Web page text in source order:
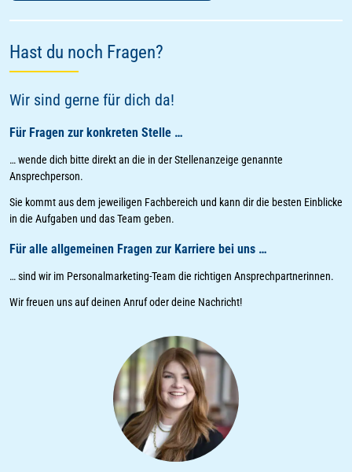
Hast du noch Fragen?
Wir sind gerne für dich da!
Für Fragen zur konkreten Stelle …
… wende dich bitte direkt an die in der Stellenanzeige genannte
Ansprechperson.
Sie kommt aus dem jeweiligen Fachbereich und kann dir die besten Einblicke
in die Aufgaben und das Team geben.
Für alle allgemeinen Fragen zur Karriere bei uns …
… sind wir im Personalmarketing-Team die richtigen Ansprechpartnerinnen.
Wir freuen uns auf deinen Anruf oder deine Nachricht!